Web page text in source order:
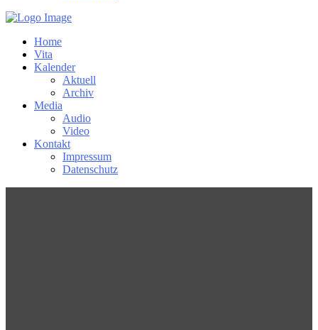
Home
Vita
Kalender
Aktuell
Archiv
Media
Audio
Video
Kontakt
Impressum
Datenschutz